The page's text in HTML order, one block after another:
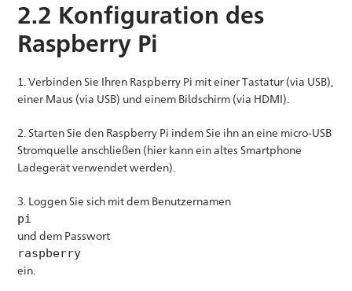
2.2 Konfiguration des
Raspberry Pi
1. Verbinden Sie Ihren Raspberry Pi mit einer Tastatur (via USB),
einer Maus (via USB) und einem Bildschirm (via HDMI).
2. Starten Sie den Raspberry Pi indem Sie ihn an eine micro-USB
Stromquelle anschließen (hier kann ein altes Smartphone
Ladegerät verwendet werden).
3. Loggen Sie sich mit dem Benutzernamen
pi
und dem Passwort
raspberry
ein.